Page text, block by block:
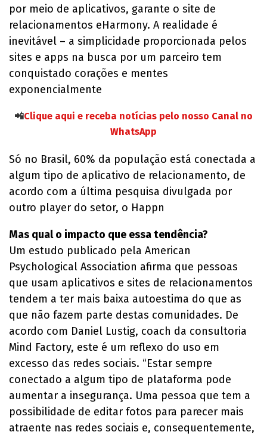
por meio de aplicativos, garante o site de
relacionamentos eHarmony. A realidade é
inevitável – a simplicidade proporcionada pelos
sites e apps na busca por um parceiro tem
conquistado corações e mentes
exponencialmente
📲Clique aqui e receba notícias pelo nosso Canal no
WhatsApp
Só no Brasil, 60% da população está conectada a
algum tipo de aplicativo de relacionamento, de
acordo com a última pesquisa divulgada por
outro player do setor, o Happn
Mas qual o impacto que essa tendência?
Um estudo publicado pela American
Psychological Association afirma que pessoas
que usam aplicativos e sites de relacionamentos
tendem a ter mais baixa autoestima do que as
que não fazem parte destas comunidades. De
acordo com Daniel Lustig, coach da consultoria
Mind Factory, este é um reflexo do uso em
excesso das redes sociais. “Estar sempre
conectado a algum tipo de plataforma pode
aumentar a insegurança. Uma pessoa que tem a
possibilidade de editar fotos para parecer mais
atraente nas redes sociais e, consequentemente,